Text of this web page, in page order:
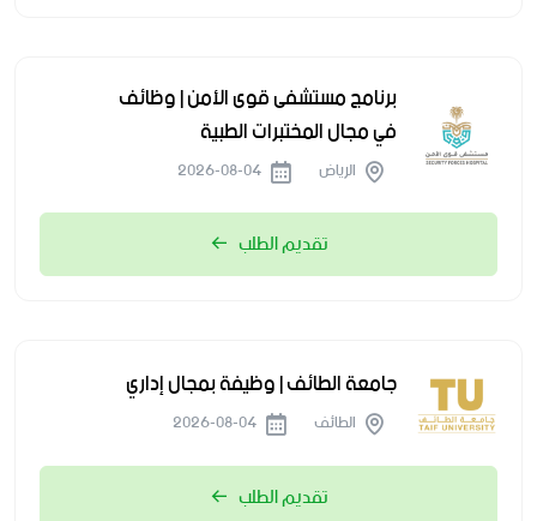
برنامج مستشفى قوى الأمن | وظائف
في مجال المختبرات الطبية
الرياض
تقديم الطلب
جامعة الطائف | وظيفة بمجال إداري
الطائف
تقديم الطلب